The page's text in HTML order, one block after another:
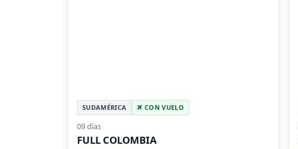
SUDAMÉRICA CON VUELO
09 días
FULL COLOMBIA